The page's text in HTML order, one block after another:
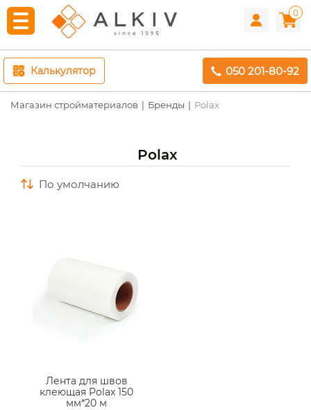
0
Калькулятор 050 201-80-92
Магазин стройматериалов Бренды Polax
Polax
по умолчанию
Лента для швов
клеющая Polax 150
мм*20 м